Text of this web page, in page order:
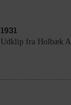
1931
Udklip fra Holbæk